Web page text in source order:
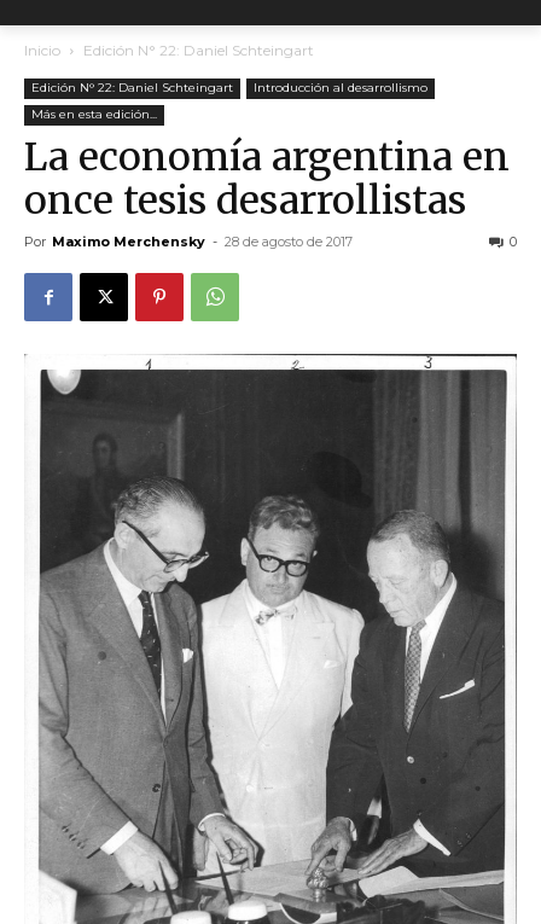
Inicio Edición N° 22: Daniel Schteingart
Edición N° 22: Daniel Schteingart
Introducción al desarrollismo
Más en esta edición...
La economía argentina en
once tesis desarrollistas
Por Maximo Merchensky - 28 de agosto de 2017 0